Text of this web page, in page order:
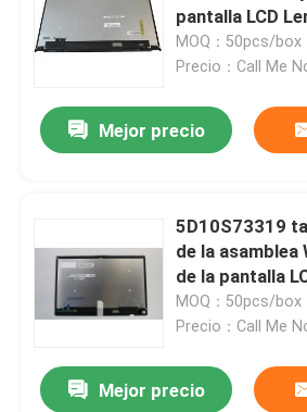
pantalla LCD
15,6”
MOQ：50pcs/box
Precio：Call Me
Mejor precio
5D10S73319
de la
de la pantalla
de C930-13IKB
81C4 13,9”
MOQ：50pcs/box
Precio：Call Me
Mejor precio